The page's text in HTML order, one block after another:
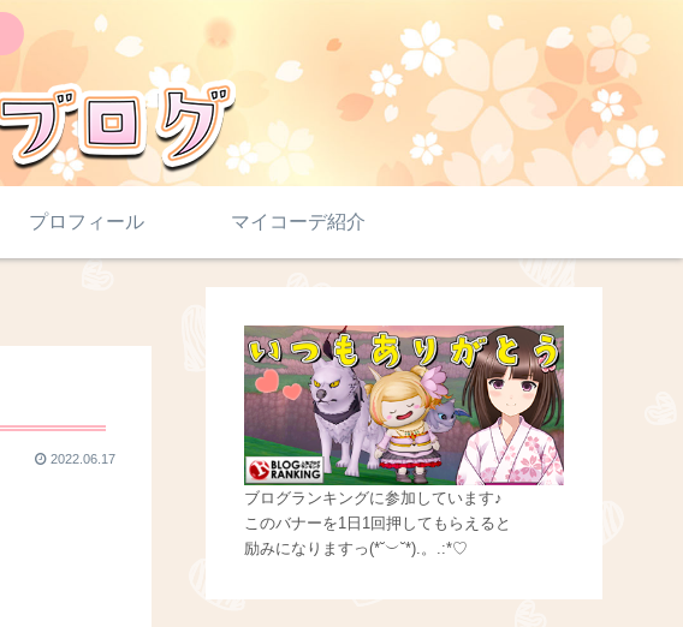
プロフィール マイコーデ紹介
2022.06.17
ブログランキングに参加しています♪
このバナーを1日1回押してもらえると
励みになりますっ(*˘︶˘*).。.:*♡